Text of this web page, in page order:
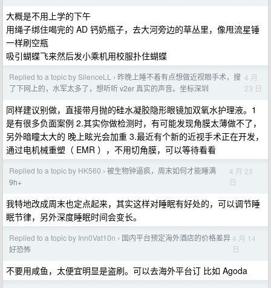
大概是不用上学的下午
用绳子绑住喝完的 AD 钙奶瓶子，去大河旁边的草丛里，像甩流星锤
一样刷空瓶
吸引蝴蝶飞来然后发小乘机用校服扑住蝴蝶
Replied to a topic by SilenceLL › 昨晚上睡不着有点想做近视眼手术，搜
了下网上的，水军太多了，想听听 v2er 真实的声音。坐标深圳
4 月
23 日
同样建议别做，直接带月抛的硅水凝胶隐形眼镜加双氧水护理液。1
是有很多负面案例 2.其实你做检测时，有可能发现角膜太薄做不了，
另外暗瞳太大的 晚上眩光会加重 3.最近有个新的近视手术正在开发，
通过电机械重塑（ EMR ），不用切角膜，可以等待看看
Replied to a topic by HK560 › 被生物钟逼疯，周末如何才能睡满
9h+
4 月 23
日
我特地改成周末也定点起来，其实这样对睡眠有好处的，可以调节睡
眠节律，另外深度睡眠时间会变长。
Replied to a topic by Inn0Vat10n › 国内平台预定海外酒店的价格差异
好恐怖
4 月 14
日
不要用咸鱼，太便宜明显是盗刷。可以去海外平台订 比如 Agoda